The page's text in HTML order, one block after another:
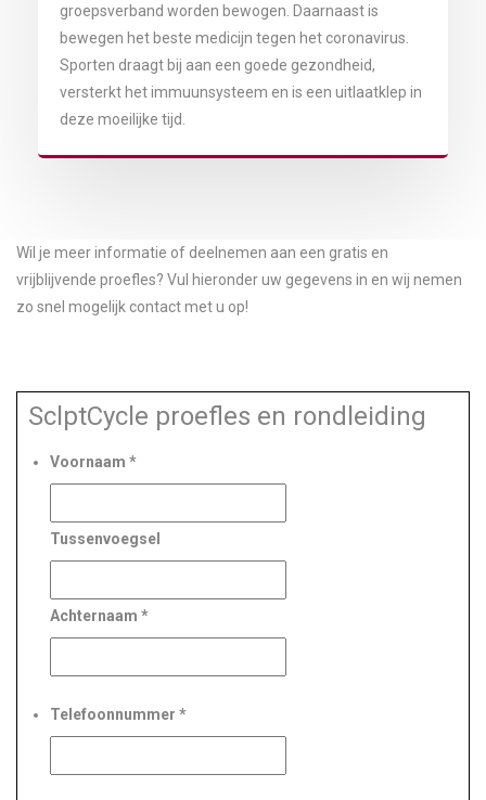
groepsverband worden bewogen. Daarnaast is
bewegen het beste medicijn tegen het coronavirus.
Sporten draagt bij aan een goede gezondheid,
versterkt het immuunsysteem en is een uitlaatklep in
deze moeilijke tijd.
Wil je meer informatie of deelnemen aan een gratis en
vrijblijvende proefles? Vul hieronder uw gegevens in en wij nemen
zo snel mogelijk contact met u op!
SclptCycle proefles en rondleiding
Voornaam *
Tussenvoegsel
Achternaam *
Telefoonnummer *